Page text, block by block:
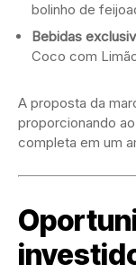
bolinho de
Bebidas
Coco com
A proposta da
proporcionando
completa em um